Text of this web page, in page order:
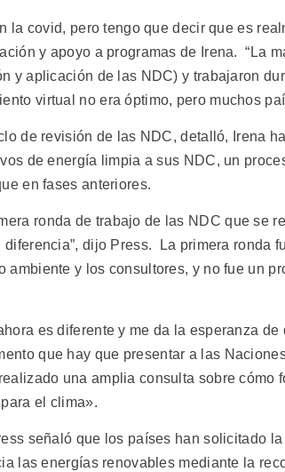
la covid, pero tengo que decir que es
y apoyo a programas de Irena. “La
y aplicación de las NDC) y trabajaron
virtual no era óptimo, pero muchos
de revisión de las NDC, detalló, Irena
de energía limpia a sus NDC, un
en fases anteriores.
ronda de trabajo de las NDC que se
diferencia”, dijo Press. La primera ronda
ambiente y los consultores, y no fue un
es diferente y me da la esperanza
que hay que presentar a las
una amplia consulta sobre cómo
el clima».
señaló que los países han solicitado
las energías renovables mediante la